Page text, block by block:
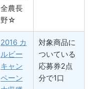
全農長
野☆
2016 カ
ルビー
キャン
ペーン
対象商品に
ついている
応募券2点
分で1口